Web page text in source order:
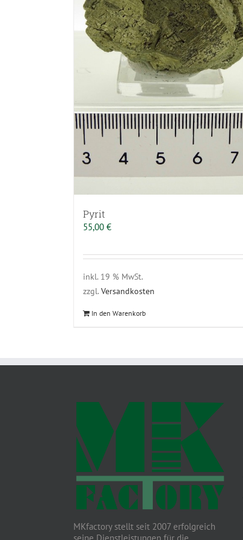
Pyrit
55,00 €
inkl. 19 % MwSt.
zzgl. Versandkosten
In den Warenkorb
MKfactory stellt seit 2007 erfolgreich